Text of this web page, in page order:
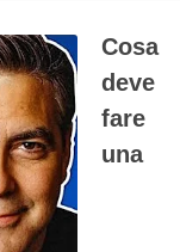
Cosa
deve
fare
una